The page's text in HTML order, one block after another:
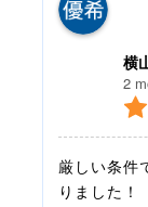
横
2
厳しい条件
りました！